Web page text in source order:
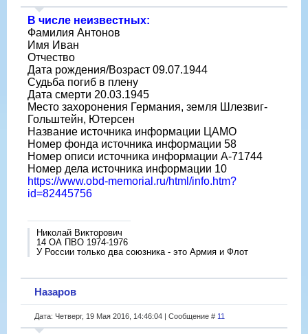
В числе неизвестных:
Фамилия Антонов
Имя Иван
Отчество
Дата рождения/Возраст 09.07.1944
Судьба погиб в плену
Дата смерти 20.03.1945
Место захоронения Германия, земля Шлезвиг-
Гольштейн, Ютерсен
Название источника информации ЦАМО
Номер фонда источника информации 58
Номер описи источника информации A-71744
Номер дела источника информации 10
https://www.obd-memorial.ru/html/info.htm?
id=82445756
Николай Викторович
14 ОА ПВО 1974-1976
У России только два союзника - это Армия и Флот
Назаров
Дата: Четверг, 19 Мая 2016, 14:46:04 | Сообщение # 11